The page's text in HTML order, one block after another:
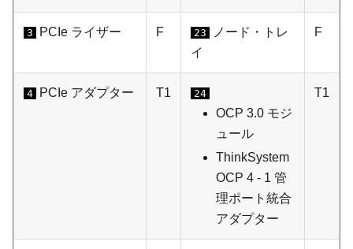
3 PCIe ライザー F 23
ノード・トレ
イ
F
4 PCIe アダプター T1 24
OCP 3.0 モジ
ュール
ThinkSystem
OCP 4 - 1 管
理ポート統合
アダプター
T1